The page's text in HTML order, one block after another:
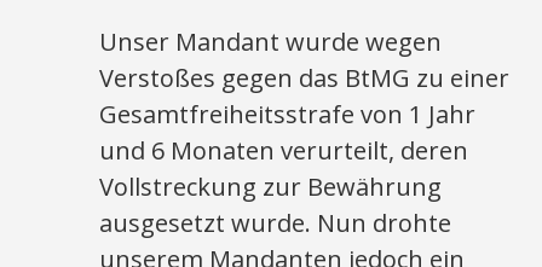
Unser Mandant wurde wegen
Verstoßes gegen das BtMG zu einer
Gesamtfreiheitsstrafe von 1 Jahr
und 6 Monaten verurteilt, deren
Vollstreckung zur Bewährung
ausgesetzt wurde. Nun drohte
unserem Mandanten jedoch ein